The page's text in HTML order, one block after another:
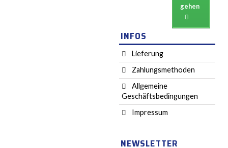
gehen
INFOS
Lieferung
Zahlungsmethoden
Allgemeine
Geschäftsbedingungen
Impressum
NEWSLETTER